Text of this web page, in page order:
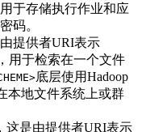
于存储执行作业和应
码。
由提供者URI表示
，用于检索在一个文件
底层使用Hadoop
本地文件系统上或群
，这是由提供者URI表示